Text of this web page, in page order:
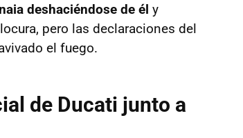
deshaciéndose de él y
pero las declaraciones del
el fuego.
de Ducati junto a